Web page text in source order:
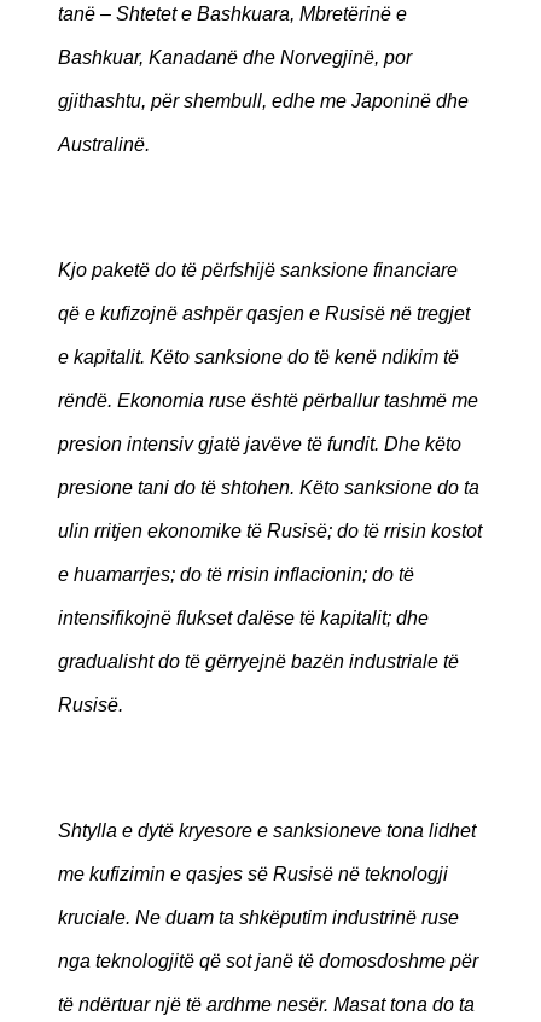
tanë – Shtetet e Bashkuara, Mbretërinë e
Bashkuar, Kanadanë dhe Norvegjinë, por
gjithashtu, për shembull, edhe me Japoninë dhe
Australinë.
Kjo paketë do të përfshijë sanksione financiare
që e kufizojnë ashpër qasjen e Rusisë në tregjet
e kapitalit. Këto sanksione do të kenë ndikim të
rëndë. Ekonomia ruse është përballur tashmë me
presion intensiv gjatë javëve të fundit. Dhe këto
presione tani do të shtohen. Këto sanksione do ta
ulin rritjen ekonomike të Rusisë; do të rrisin kostot
e huamarrjes; do të rrisin inflacionin; do të
intensifikojnë flukset dalëse të kapitalit; dhe
gradualisht do të gërryejnë bazën industriale të
Rusisë.
Shtylla e dytë kryesore e sanksioneve tona lidhet
me kufizimin e qasjes së Rusisë në teknologji
kruciale. Ne duam ta shkëputim industrinë ruse
nga teknologjitë që sot janë të domosdoshme për
të ndërtuar një të ardhme nesër. Masat tona do ta